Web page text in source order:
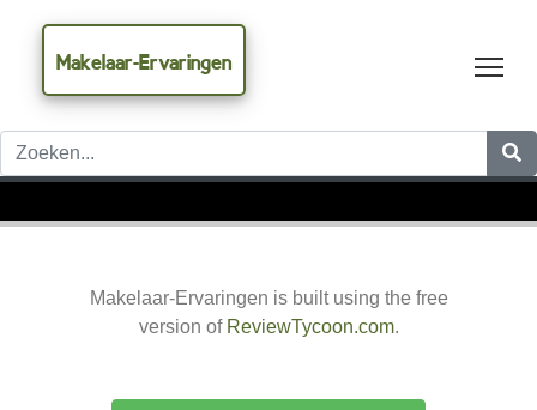
Makelaar-Ervaringen
Makelaar-Ervaringen is built using the free
version of ReviewTycoon.com.